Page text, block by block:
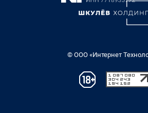
© ООО «Интернет